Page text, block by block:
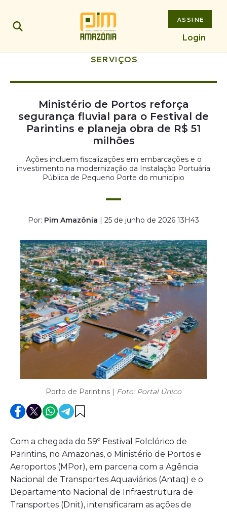
ASSINE
Login
SERVIÇOS
Ministério de Portos reforça
segurança fluvial para o Festival de
Parintins e planeja obra de R$ 51
milhões
Ações incluem fiscalizações em embarcações e o
investimento na modernização da Instalação Portuária
Pública de Pequeno Porte do município
Por: Pim Amazônia | 25 de junho de 2026 13H43
Porto de Parintins | Foto: Portal Único
Com a chegada do 59º Festival Folclórico de
Parintins, no Amazonas, o Ministério de Portos e
Aeroportos (MPor), em parceria com a Agência
Nacional de Transportes Aquaviários (Antaq) e o
Departamento Nacional de Infraestrutura de
Transportes (Dnit), intensificaram as ações de